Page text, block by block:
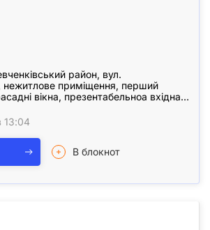
район, вул.
нежитлове приміщення, перший
вікна, презентабельноа вхідна
13:04
В блокнот